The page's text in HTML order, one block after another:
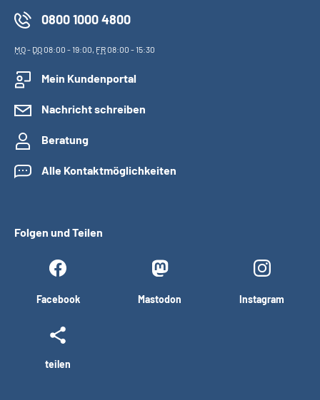
0800 1000 4800
MO- DO08:00 - 19:00, FR08:00 - 15:30
Mein Kundenportal
Nachricht schreiben
Beratung
Alle Kontaktmöglichkeiten
Folgen und Teilen
Facebook Mastodon Instagram
teilen